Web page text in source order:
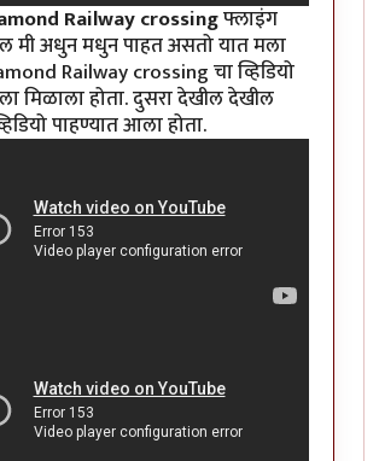
Railway crossingफ्लाइंग
मी अधुन मधुन पाहत असतो यात मला
Railway crossing चा व्हिडियो
मिळाला होता. दुसरा देखील देखील
पाहण्यात आला होता.